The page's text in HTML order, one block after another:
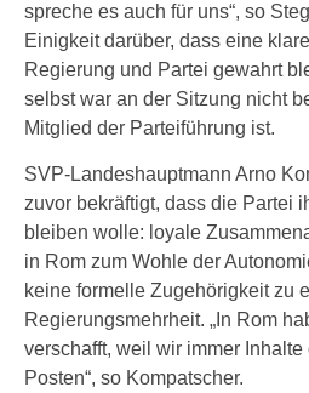
spreche es auch für uns“, so
Einigkeit darüber, dass eine
Regierung und Partei gewahrt
selbst war an der Sitzung nicht
Mitglied der Parteiführung ist.
SVP-Landeshauptmann Arno
zuvor bekräftigt, dass die Partei
bleiben wolle: loyale
in Rom zum Wohle der
keine formelle Zugehörigkeit zu
Regierungsmehrheit. „In Rom
verschafft, weil wir immer
Posten“, so Kompatscher.